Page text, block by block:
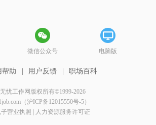
微信公众号 电脑版
帮助 用户反馈 职场百科
无忧工作网版权所有©1999-2026
（沪ICP备12015550号-5）
子营业执照
人力资源服务许可证